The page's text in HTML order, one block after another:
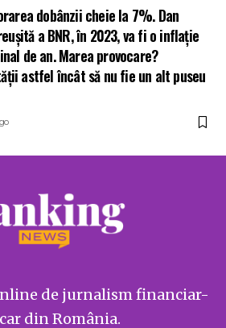
dobânzii cheie la 7%. Dan
a BNR, în 2023, va fi o inflație
de an. Marea provocare?
astfel încât să nu fie un alt puseu
de jurnalism financiar-
din România.